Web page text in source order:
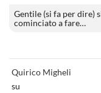
Gentile (si fa per dire)
cominciato a fare…
Quirico Migheli
su